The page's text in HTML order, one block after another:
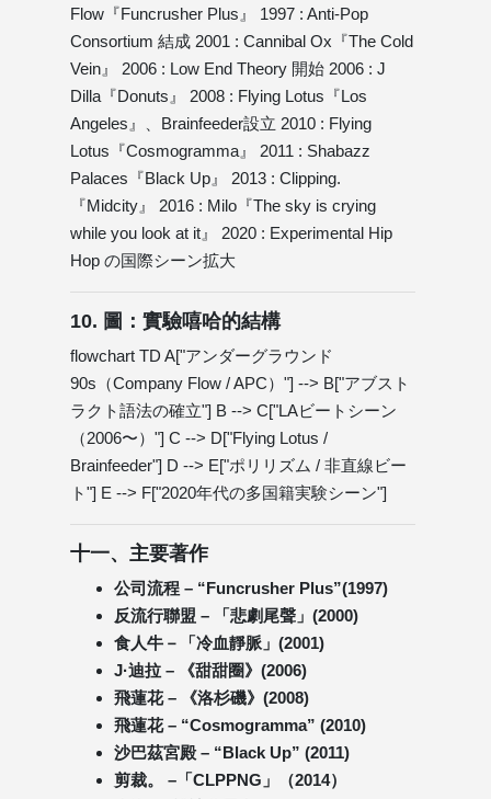
Flow『Funcrusher Plus』 1997 : Anti-Pop
Consortium 結成 2001 : Cannibal Ox『The Cold
Vein』 2006 : Low End Theory 開始 2006 : J
Dilla『Donuts』 2008 : Flying Lotus『Los
Angeles』、Brainfeeder設立 2010 : Flying
Lotus『Cosmogramma』 2011 : Shabazz
Palaces『Black Up』 2013 : Clipping.
『Midcity』 2016 : Milo『The sky is crying
while you look at it』 2020 : Experimental Hip
Hop の国際シーン拡大
10. 圖：實驗嘻哈的結構
flowchart TD A["アンダーグラウンド
90s（Company Flow / APC）"] --> B["アブスト
ラクト語法の確立"] B --> C["LAビートシーン
（2006〜）"] C --> D["Flying Lotus /
Brainfeeder"] D --> E["ポリリズム / 非直線ビー
ト"] E --> F["2020年代の多国籍実験シーン"]
十一、主要著作
公司流程 – “Funcrusher Plus”(1997)
反流行聯盟 – 「悲劇尾聲」(2000)
食人牛－「冷血靜脈」(2001)
J·迪拉 – 《甜甜圈》(2006)
飛蓮花 – 《洛杉磯》(2008)
飛蓮花 – “Cosmogramma” (2010)
沙巴茲宮殿 – “Black Up” (2011)
剪裁。 –「CLPPNG」（2014）